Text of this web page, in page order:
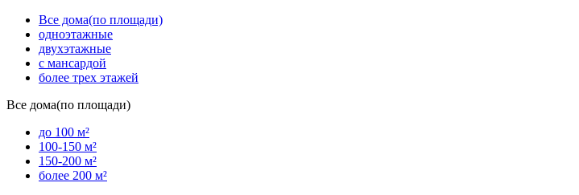
Все дома(по площади)
одноэтажные
двухэтажные
с мансардой
более трех этажей
Все дома(по площади)
до 100 м²
100-150 м²
150-200 м²
более 200 м²